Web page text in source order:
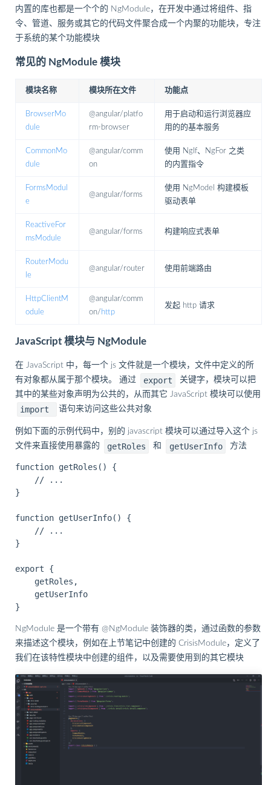
内置的库也都是一个个的 NgModule，在开发中通过将组件、指
令、管道、服务或其它的代码文件聚合成一个内聚的功能块，专注
于系统的某个功能模块
常见的 NgModule 模块
模块名称 模块所在文件 功能点
BrowserMo
dule
@angular/platfo
rm-browser
用于启动和运行浏览器应
用的的基本服务
CommonMo
dule
@angular/comm
on
使用 NgIf、NgFor 之类
的内置指令
FormsModul
e
@angular/forms
使用 NgModel 构建模板
驱动表单
ReactiveFor
msModule
@angular/forms 构建响应式表单
RouterModu
le
@angular/router 使用前端路由
HttpClientM
odule
@angular/comm
on/http
发起 http 请求
JavaScript 模块与 NgModule
在 JavaScript 中，每一个 js 文件就是一个模块，文件中定义的所
有对象都从属于那个模块。 通过
export
关键字，模块可以把
其中的某些对象声明为公共的，从而其它 JavaScript 模块可以使用
import 语句来访问这些公共对象
例如下面的示例代码中，别的 javascript 模块可以通过导入这个 js
文件来直接使用暴露的
getRoles 和 getUserInfo 方法
function getRoles() {
    // ...
}
function getUserInfo() {
    // ...
}
export {
    getRoles,
    getUserInfo
NgModule 是一个带有 @NgModule 装饰器的类，通过函数的参数
来描述这个模块，例如在上节笔记中创建的 CrisisModule，定义了
我们在该特性模块中创建的组件，以及需要使用到的其它模块